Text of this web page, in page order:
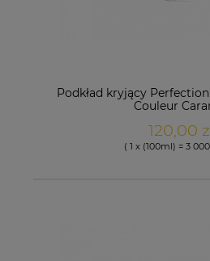
Podkład kryjący
Couleur
120,00
( 1 x (100ml) = 3